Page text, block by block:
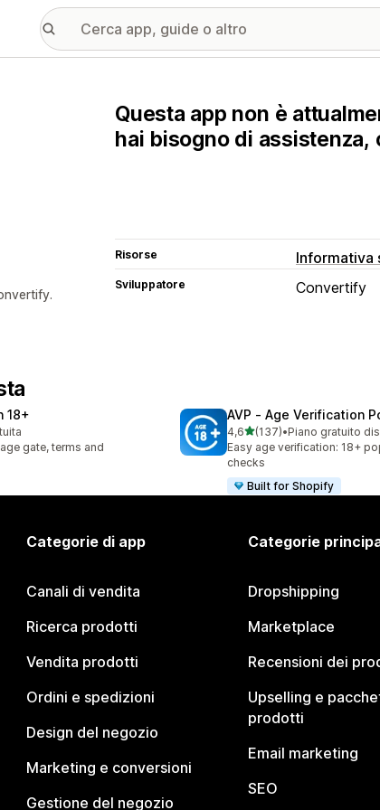
Questa app non è
hai bisogno di
Risorse Informativa
Sviluppatore Convertify
18+
gate, terms and
AVP ‑ Age Verification
4,6stelle su 5
(137)
137 recensioni totali
•Piano gratuito
Easy age verification: 18+
checks
Built for Shopify
Categorie di app
Canali di vendita
Ricerca prodotti
Vendita prodotti
Ordini e spedizioni
Design del negozio
Marketing e conversioni
Gestione del negozio
Categorie
Dropshipping
Marketplace
Recensioni dei
Upselling e
prodotti
Email marketing
SEO